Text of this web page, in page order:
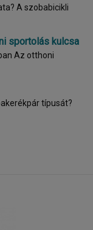
sportolás kulcsa
típusát?